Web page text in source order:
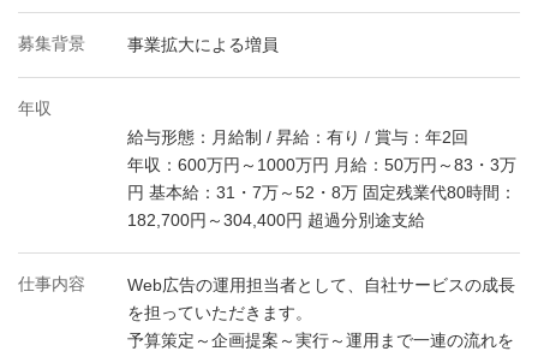
募集背景 事業拡大による増員
年収
給与形態：月給制 / 昇給：有り / 賞与：年2回
年収：600万円～1000万円 月給：50万円～83・3万
円 基本給：31・7万～52・8万 固定残業代80時間：
182,700円～304,400円 超過分別途支給
仕事内容
Web広告の運用担当者として、自社サービスの成長
を担っていただきます。
予算策定～企画提案～実行～運用まで一連の流れを